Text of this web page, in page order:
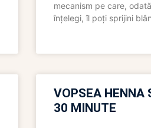
mecanism pe care,
înțelegi, îl poți sprijini
VOPSEA HENNA
30 MINUTE